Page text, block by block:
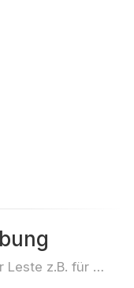
Welche Länder liegen bei Timor Leste z.B. für Reisen oder Flüge